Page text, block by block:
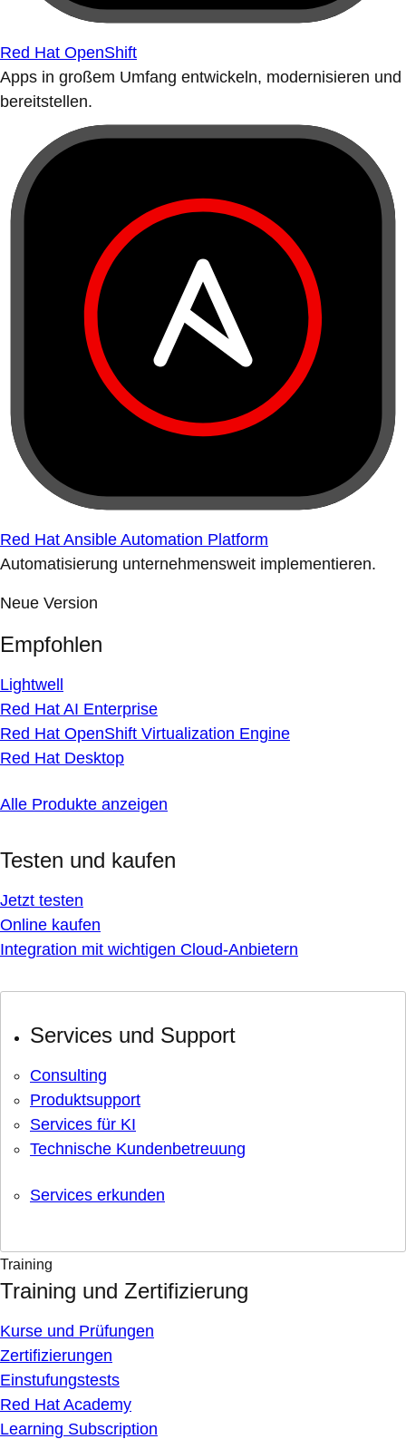
Red Hat OpenShift
Apps in großem Umfang entwickeln, modernisieren und
bereitstellen.
Red Hat Ansible Automation Platform
Automatisierung unternehmensweit implementieren.
Neue Version
Empfohlen
Lightwell
Red Hat AI Enterprise
Red Hat OpenShift Virtualization Engine
Red Hat Desktop
Alle Produkte anzeigen
Testen und kaufen
Jetzt testen
Online kaufen
Integration mit wichtigen Cloud-Anbietern
Services und Support
Consulting
Produktsupport
Services für KI
Technische Kundenbetreuung
Services erkunden
Training
Training und Zertifizierung
Kurse und Prüfungen
Zertifizierungen
Einstufungstests
Red Hat Academy
Learning Subscription